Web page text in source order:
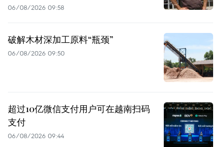
06/08/2026 09:58
破解木材深加工原料“瓶颈”
06/08/2026 09:50
超过10亿微信支付用户可在越南扫码
支付
06/08/2026 09:44